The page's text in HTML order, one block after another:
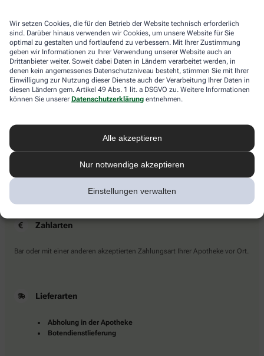
Wir setzen Cookies, die für den Betrieb der Website technisch erforderlich
sind. Darüber hinaus verwenden wir Cookies, um unsere Website für Sie
optimal zu gestalten und fortlaufend zu verbessern. Mit Ihrer Zustimmung
geben wir Informationen zu Ihrer Verwendung unserer Website auch an
Drittanbieter weiter. Soweit dabei Daten in Ländern verarbeitet werden, in
denen kein angemessenes Datenschutzniveau besteht, stimmen Sie mit Ihrer
Einwilligung zur Nutzung dieser Dienste auch der Verarbeitung Ihrer Daten in
diesen Ländern gem. Artikel 49 Abs. 1 lit. a DSGVO zu. Weitere Informationen
können Sie unserer Datenschutzerklärung entnehmen.
Alle akzeptieren
Nur notwendige akzeptieren
Einstellungen verwalten
Information der Brahms-Apotheke
Brahms-Apotheke
Inhaber: Peter Klemens Kleist
25421 Pinneberg
Kontaktieren Sie uns direkt.
Zahlarten
Bar oder mit einer anderen akzeptierten Zahlungsart Ihrer Apotheke vor Ort.
Lieferarten
Abholung in der Apotheke
Botendienstlieferung